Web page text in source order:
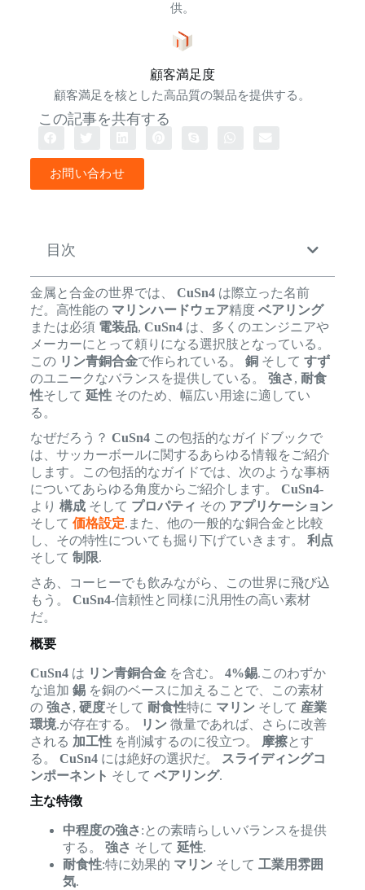
供。
顧客満足度
顧客満足を核とした高品質の製品を提供する。
この記事を共有する
お問い合わせ
目次
金属と合金の世界では、 CuSn4は際立った名前
だ。高性能の マリンハードウェア精度 ベアリング
または必須 電装品, CuSn4は、多くのエンジニアや
メーカーにとって頼りになる選択肢となっている。
この リン青銅合金で作られている。 銅 そして すず
のユニークなバランスを提供している。 強さ, 耐食
性そして 延性そのため、幅広い用途に適してい
る。
なぜだろう？ CuSn4この包括的なガイドブックで
は、サッカーボールに関するあらゆる情報をご紹介
します。この包括的なガイドでは、次のような事柄
についてあらゆる角度からご紹介します。 CuSn4-
より 構成そして プロパティ その アプリケーション
そして 価格設定.また、他の一般的な銅合金と比較
し、その特性についても掘り下げていきます。 利点
そして 制限.
さあ、コーヒーでも飲みながら、この世界に飛び込
もう。 CuSn4-信頼性と同様に汎用性の高い素材
だ。
概要
CuSn4は リン青銅合金を含む。 4%錫.このわずか
な追加 錫を銅のベースに加えることで、この素材
の 強さ, 硬度そして 耐食性特に マリン そして 産業
環境.が存在する。 リン 微量であれば、さらに改善
される 加工性を削減するのに役立つ。 摩擦とす
る。 CuSn4には絶好の選択だ。
スライディングコ
ンポーネント そして ベアリング.
主な特徴
中程度の強さ:との素晴らしいバランスを提供
する。 強さ そして 延性.
耐食性:特に効果的 マリン そして 工業用雰囲
気.